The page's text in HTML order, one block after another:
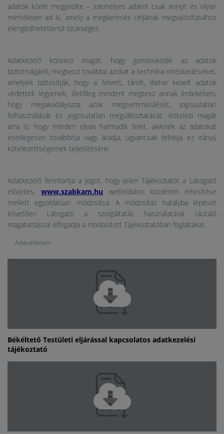
adatok körét megjelölte – személyes adatot csak annyit és olyan
mértékben ad ki, amely a megkeresés céljának megvalósításához
elengedhetetlenül szükséges.
Adatkezelő kötelezi magát, hogy gondoskodik az adatok
biztonságáról, megteszi továbbá azokat a technikai intézkedéseket,
amelyek biztosítják, hogy a felvett, tárolt, illetve kezelt adatok
védettek legyenek, illetőleg mindent megtesz annak érdekében,
hogy megakadályozza azok megsemmisülését, jogosulatlan
felhasználását és jogosulatlan megváltoztatását. Kötelezi magát
arra is, hogy minden olyan harmadik felet, akiknek az adatokat
esetlegesen továbbítja vagy átadja, ugyancsak felhívja ez irányú
kötelezettségeinek teljesítésére.
Adatkezelő fenntartja a jogot, hogy jelen Tájékoztatót a Látogató
előzetes,www.szabkam.hu weboldalon közzétett értesítése
mellett egyoldalúan módosítsa. A módosítás hatályba lépését
követően Látogató a szolgáltatás használatával ráutaló
magatartással elfogadja a módosított Tájékoztatóban foglaltakat.
Adatvédelem
Békéltető Testületi eljárással kapcsolatos adatkezelési
tájékoztató